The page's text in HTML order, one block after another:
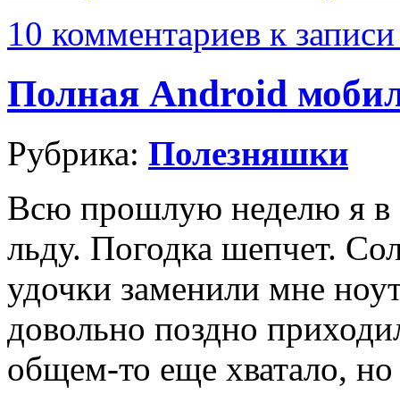
10 комментариев к
Полная Android
Рубрика: Полезняшки
Всю прошлую неделю я в
льду. Погодка шепчет.
удочки заменили мне
довольно поздно
общем-то еще хватало,